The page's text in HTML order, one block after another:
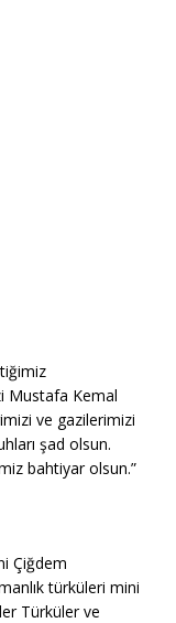
Mustafa Kemal
ve gazilerimizi
şad olsun.
bahtiyar olsun.”
Çiğdem
türküleri mini
Türküler ve